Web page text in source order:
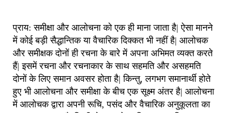
प्राय: समीक्षा और आलोचना को एक ही माना जाता है| ऐसा मानने
में कोई बड़ी सैद्धान्तिक या वैचारिक दिक्कत भी नहीं है| आलोचक
और समीक्षक दोनों ही रचना के बारे में अपना अभिमत व्यक्त करते
हैं| इसमें रचना और रचनाकार के साथ सहमति और असहमति
दोनों के लिए समान अवसर होता है| किन्तु, लगभग समानार्थी होते
हुए भी आलोचना और समीक्षा के बीच एक सूक्ष्म अंतर है| आलोचना
में आलोचक द्वारा अपनी रूचि, पसंद और वैचारिक अनुकूलता का